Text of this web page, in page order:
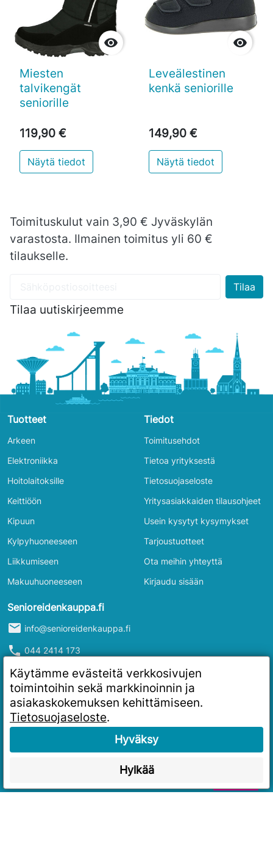

Miesten
talvikengät
seniorille
119,90 €
Näytä tiedot

Leveälestinen
kenkä seniorille
149,90 €
Näytä tiedot
Toimituskulut vain 3,90 € Jyväskylän
varastosta. Ilmainen toimitus yli 60 €
tilaukselle.
Tilaa uutiskirjeemme
Tuotteet
Arkeen
Elektroniikka
Hoitolaitoksille
Keittiöön
Kipuun
Kylpyhuoneeseen
Liikkumiseen
Makuuhuoneeseen
Tiedot
Toimitusehdot
Tietoa yrityksestä
Tietosuojaseloste
Yritysasiakkaiden tilausohjeet
Usein kysytyt kysymykset
Tarjoustuotteet
Ota meihin yhteyttä
Kirjaudu sisään
Senioreidenkauppa.fi
mail info@senioreidenkauppa.fi
phone 044 2414 173
infoY-tunnus: 2986916-4
Käytämme evästeitä verkkosivujen
toimintoihin sekä markkinoinnin ja
asiakaskokemuksen kehittämiseen.
Tietosuojaseloste.
Hyväksy
Hylkää